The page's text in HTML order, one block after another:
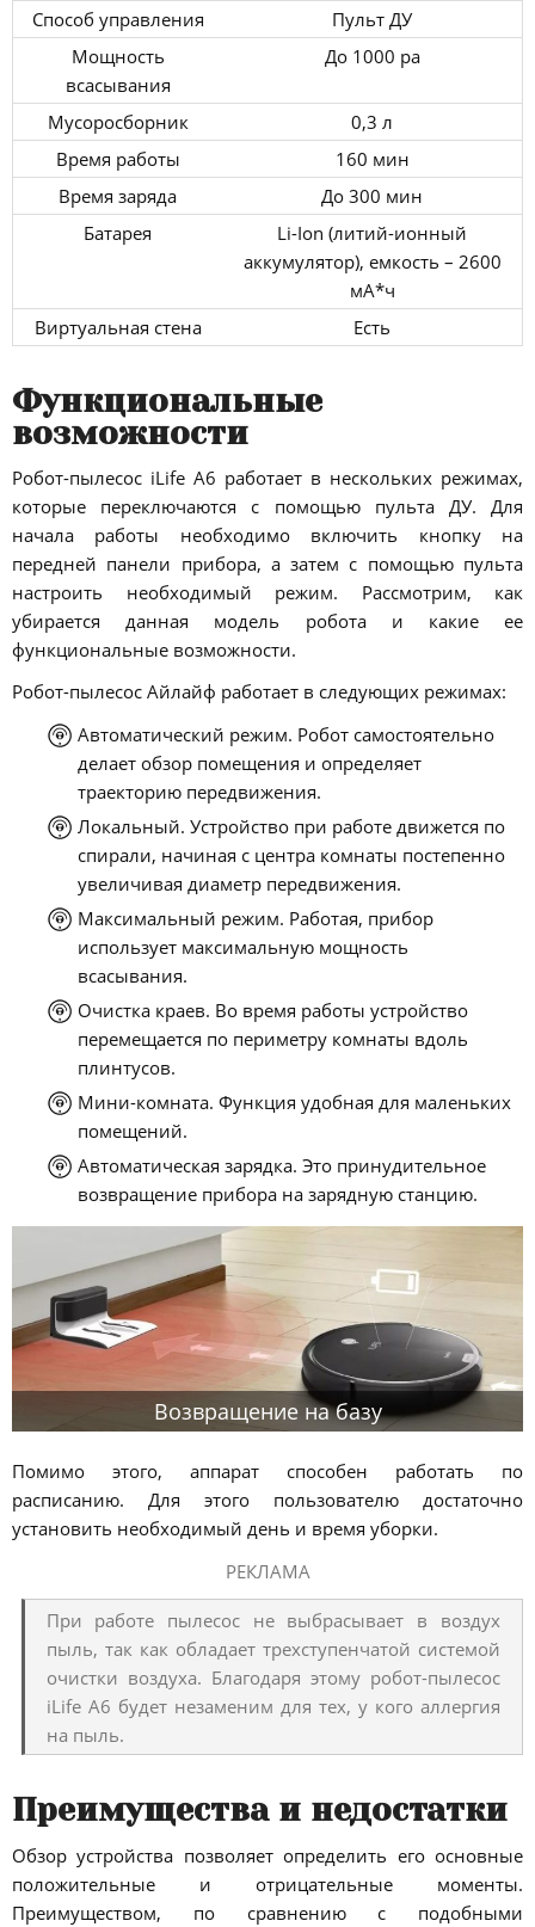
Способ управления
Пульт ДУ
Мощность
всасывания
До 1000 ра
Мусоросборник
0,3 л
Время работы
160 мин
Время заряда
До 300 мин
Батарея
Li-Ion (литий-ионный
аккумулятор), емкость – 2600
мА*ч
Виртуальная стена
Есть
Функциональные
возможности
Робот-пылесос iLife A6 работает в нескольких режимах,
которые переключаются с помощью пульта ДУ. Для
начала работы необходимо включить кнопку на
передней панели прибора, а затем с помощью пульта
настроить необходимый режим. Рассмотрим, как
убирается данная модель робота и какие ее
функциональные возможности.
Робот-пылесос Айлайф работает в следующих режимах:
Автоматический режим. Робот самостоятельно
делает обзор помещения и определяет
траекторию передвижения.
Локальный. Устройство при работе движется по
спирали, начиная с центра комнаты постепенно
увеличивая диаметр передвижения.
Максимальный режим. Работая, прибор
использует максимальную мощность
всасывания.
Очистка краев. Во время работы устройство
перемещается по периметру комнаты вдоль
плинтусов.
Мини-комната. Функция удобная для маленьких
помещений.
Автоматическая зарядка. Это принудительное
возвращение прибора на зарядную станцию.
Возвращение на базу
Помимо этого, аппарат способен работать по
расписанию. Для этого пользователю достаточно
установить необходимый день и время уборки.
РЕКЛАМА
При работе пылесос не выбрасывает в воздух
пыль, так как обладает трехступенчатой системой
очистки воздуха. Благодаря этому робот-пылесос
iLife A6 будет незаменим для тех, у кого аллергия
на пыль.
Преимущества и недостатки
Обзор устройства позволяет определить его основные
положительные и отрицательные моменты.
Преимуществом, по сравнению с подобными